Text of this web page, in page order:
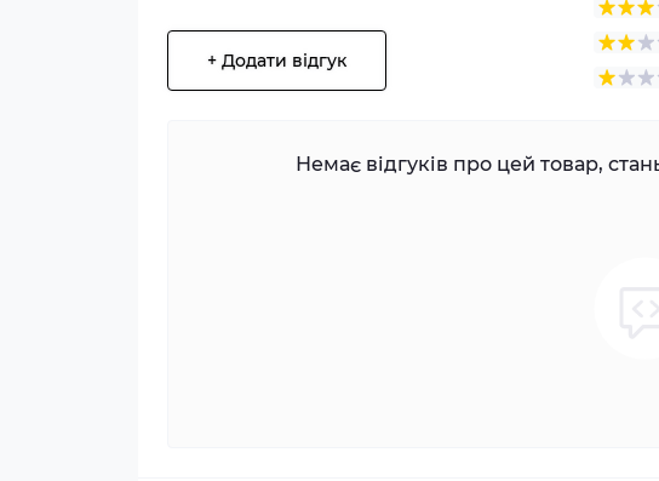
+ Додати відгук
Немає відгуків про цей товар,